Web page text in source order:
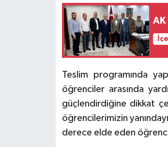
AK
Teslim programında
öğrenciler arasında
güçlendirdiğine dikkat
öğrencilerimizin
derece elde eden